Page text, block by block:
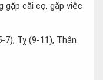
gặp cãi cọ, gặp việc
7), Tỵ (9-11), Thân